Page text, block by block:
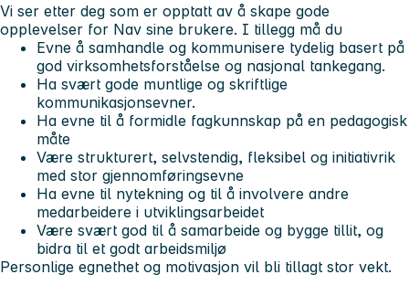
Vi ser etter deg som er opptatt av å skape gode
opplevelser for Nav sine brukere. I tillegg må du
Evne å samhandle og kommunisere tydelig basert på
god virksomhetsforståelse og nasjonal tankegang.
Ha svært gode muntlige og skriftlige
kommunikasjonsevner.
Ha evne til å formidle fagkunnskap på en pedagogisk
måte
Være strukturert, selvstendig, fleksibel og initiativrik
med stor gjennomføringsevne
Ha evne til nytekning og til å involvere andre
medarbeidere i utviklingsarbeidet
Være svært god til å samarbeide og bygge tillit, og
bidra til et godt arbeidsmiljø
Personlige egnethet og motivasjon vil bli tillagt stor vekt.